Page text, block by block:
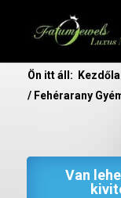
Ön itt áll:
/ Fehérarany
Van